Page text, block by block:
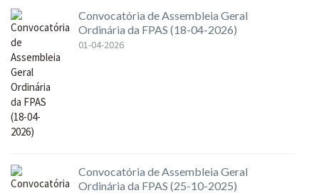
Convocatória de Assembleia Geral
Ordinária da FPAS (18-04-2026)
01-04-2026
Convocatória de Assembleia Geral
Ordinária da FPAS (25-10-2025)